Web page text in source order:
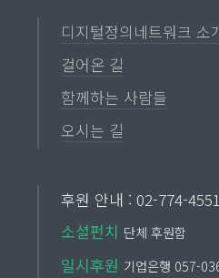
디지털정의네트워크 소
걸어온 길
함께하는 사람들
오시는 길
후원 안내 : 02-774-4551
소셜펀치 단체 후원함
일시후원 기업은행 057-